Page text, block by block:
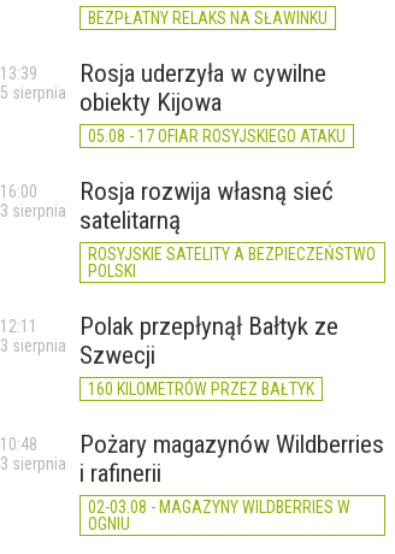
BEZPŁATNY RELAKS NA SŁAWINKU
Rosja uderzyła w cywilne
obiekty Kijowa
05.08 - 17 OFIAR ROSYJSKIEGO ATAKU
13:39
5 sierpnia
Rosja rozwija własną sieć
satelitarną
ROSYJSKIE SATELITY A BEZPIECZEŃSTWO
POLSKI
16:00
3 sierpnia
Polak przepłynął Bałtyk ze
Szwecji
160 KILOMETRÓW PRZEZ BAŁTYK
12:11
3 sierpnia
Pożary magazynów Wildberries
i rafinerii
02-03.08 - MAGAZYNY WILDBERRIES W
OGNIU
10:48
3 sierpnia